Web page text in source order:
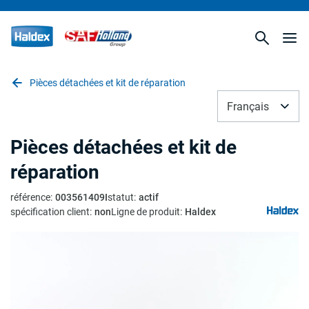
Pièces détachées et kit de réparation
Français
Pièces détachées et kit de
réparation
référence: 003561409Istatut: actif
spécification client: nonLigne de produit: Haldex